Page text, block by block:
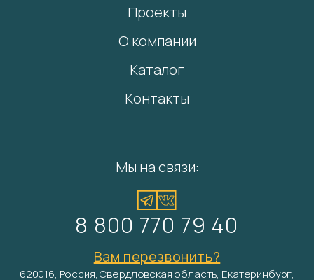
Проекты
О компании
Каталог
Контакты
Мы на связи:
8 800 770 79 40
Вам перезвонить?
620016, Россия, Свердловская область, Екатеринбург,